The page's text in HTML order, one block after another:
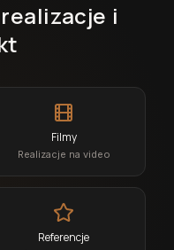
i
Filmy
Realizacje na video
Referencje